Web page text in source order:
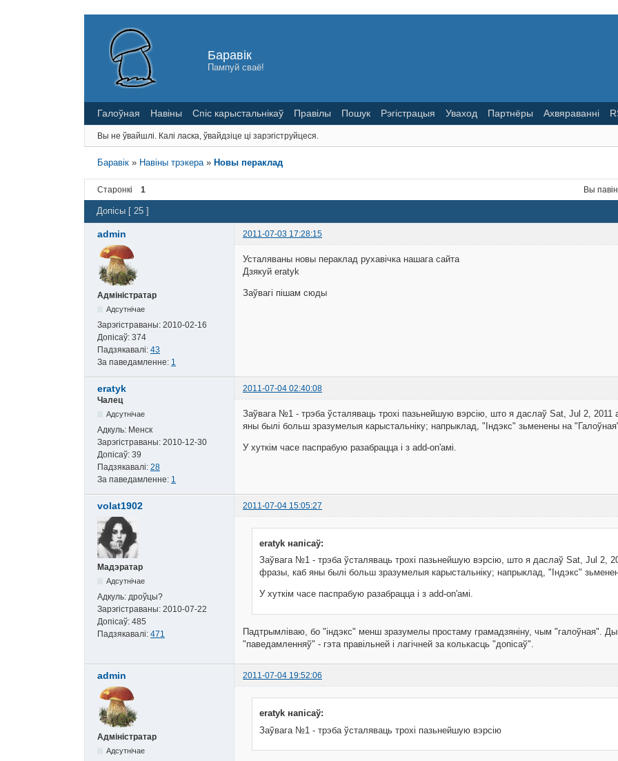
Баравік
Пампуй сваё!
Галоўная Навіны Спіс карыстальнікаў Правілы Пошук Рэгістрацыя Уваход Партнёры Ахвяраванні
Вы не ўвайшлі. Калі ласка, ўвайдзіце ці зарэгіструйцеся.
Баравік » Навіны трэкера » Новы пераклад
Старонкі 1 Вы
Допісы [ 25 ]
admin 2011-07-03 17:28:15
Адміністратар
Адсутнічае
Зарэгістраваны: 2010-02-16
Допісаў: 374
Падзякавалі: 43
За паведамленне: 1
Усталяваны новы пераклад рухавічка нашага сайта
Дзякуй eratyk
Заўвагі пішам сюды
eratyk
2011-07-04 02:40:08
Чалец
Адсутнічае
Адкуль: Менск
Зарэгістраваны: 2010-12-30
Допісаў: 39
Падзякавалі: 28
За паведамленне: 1
Заўвага №1 - трэба ўсталяваць трохі пазьнейшую вэрсію, што я даслаў Sat, Jul 2,
яны былі больш зразумелыя карыстальніку; напрыклад, "Індэкс" зьменены на
У хуткім часе паспрабую разабрацца і з add-on'амі.
volat1902 2011-07-04 15:05:27
Мадэратар
Адсутнічае
Адкуль: дроўцы?
Зарэгістраваны: 2010-07-22
Допісаў: 485
Падзякавалі: 471
eratyk напісаў:
Заўвага №1 - трэба ўсталяваць трохі пазьнейшую вэрсію, што я даслаў Sat, Jul 2,
фразы, каб яны былі больш зразумелыя карыстальніку; напрыклад, "Індэкс"
У хуткім часе паспрабую разабрацца і з add-on'амі.
Падтрымліваю, бо "індэкс" менш зразумелы простаму грамадзяніну, чым "галоўная".
"паведамленняў" - гэта правільней і лагічней за колькасць "допісаў".
admin 2011-07-04 19:52:06
Адміністратар
Адсутнічае
eratyk напісаў:
Заўвага №1 - трэба ўсталяваць трохі пазьнейшую вэрсію